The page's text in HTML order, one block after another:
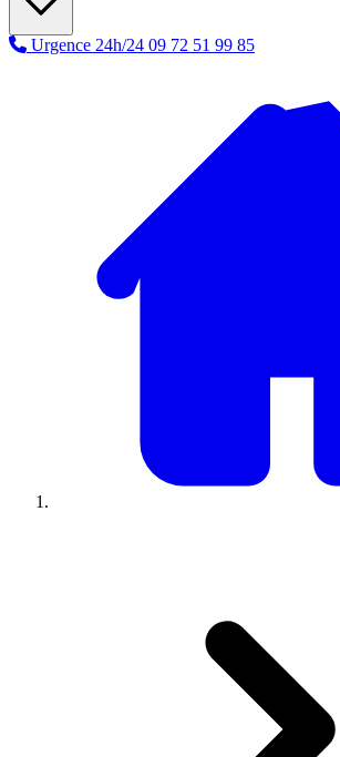
Urgence 24h/24 09 72 51 99 85